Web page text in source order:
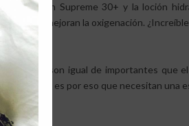
Oxygen Supreme 30+ y la loción
mejoran la oxigenación.
zonas son igual de importantes que
piel, es por eso que necesitan una